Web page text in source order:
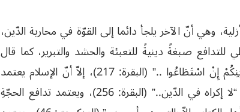
وهي أنّ الآخر يلجأ دائما إلى القوّة في محاربة الدّين،
صبغةً دينيةً للتعبئة والحشد والتبرير، كما قال
تعالى: “وَلَا يَزَالُونَ يُقَاتِلُونَكُمْ حَتَّى يَرُدُّوكُمْ عَنْ دِينِكُمْ إِنْ اسْتَطَاعُوا ..” (البقرة: 217)، إلاّ أنّ الإسلام يعتمد
الاختيار في مجال الاعتقاد والفكر، فقال تعالى: “لا إكراه في الدّين..” (البقرة: 256)، ويعتمد تدافع الحجّةِ